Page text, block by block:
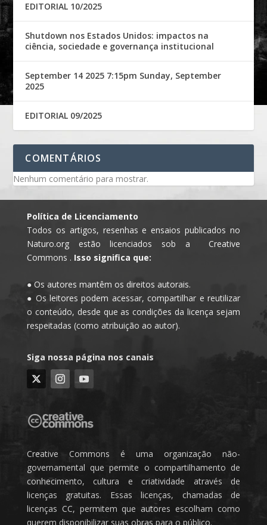
EDITORIAL 10/2025
Shutdown nos Estados Unidos: impactos na
ciência, sociedade e governança institucional
September 14 2025 7:15pm Sunday, September
2025
EDITORIAL 09/2025
COMENTÁRIOS
Nenhum comentário para mostrar.
Política de Licenciamento
Todos os artigos, resenhas e ensaios publicados no
Naturo.org estão licenciados sob a Creative
Commons . Isso significa que:
● Os autores mantêm os direitos autorais.
● Os leitores podem acessar, compartilhar e reutilizar
o conteúdo, desde que as condições da licença sejam
respeitadas (como atribuição ao autor).
Siga nossa página nos canais
Creative Commons é uma organização não-
governamental que permite o compartilhamento de
conhecimento, cultura e criatividade através de
licenças gratuitas. Essas licenças, chamadas de
licenças CC, permitem que autores escolham como
querem disponibilizar suas obras para o público.